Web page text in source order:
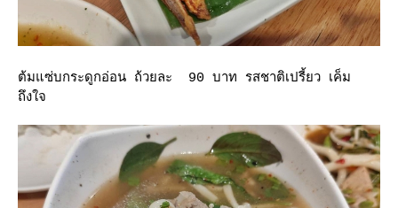
ต้มแซ่บกระดูกอ่อน ถ้วยละ 90 บาท รสชาติเปรี้ยว เค็ม
ถึงใจ